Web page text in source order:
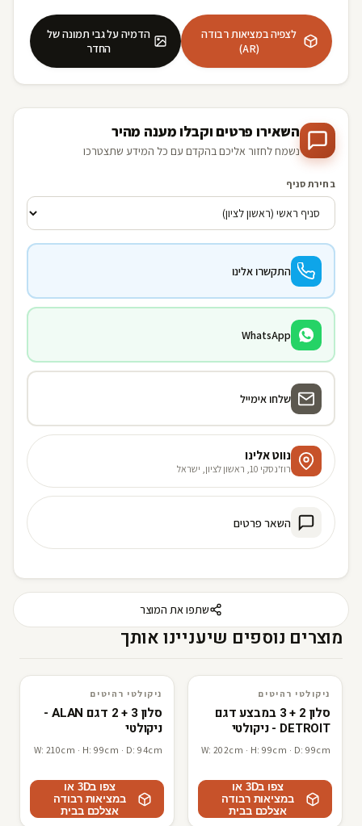
לצפיה במציאות רבודה
(AR)
הדמיה על גבי תמונה של
החדר
השאירו פרטים וקבלו מענה מהיר
נשמח לחזור אליכם בהקדם עם כל המידע שתצטרכו
בחירת סניף
התקשרו אלינו
WhatsApp
שלחו אימייל
נווט אלינו
רוז'נסקי 10, ראשון לציון, ישראל
השאר פרטים
שתפו את המוצר
מוצרים נוספים שיעניינו אותך
3D · AR
ניקולטי רהיטים
ניקולטי רהיטים
סלון 2 + 3 במבצע דגם
DETROIT - ניקולטי
W: 202cm · H: 99cm · D: 99cm
צפו ב3D או
במציאות רבודה
אצלכם בבית
3D · AR
ניקולטי רהיטים
ניקולטי רהיטים
סלון 3 + 2 דגם ALAN -
ניקולטי
W: 210cm · H: 99cm · D: 94cm
צפו ב3D או
במציאות רבודה
אצלכם בבית